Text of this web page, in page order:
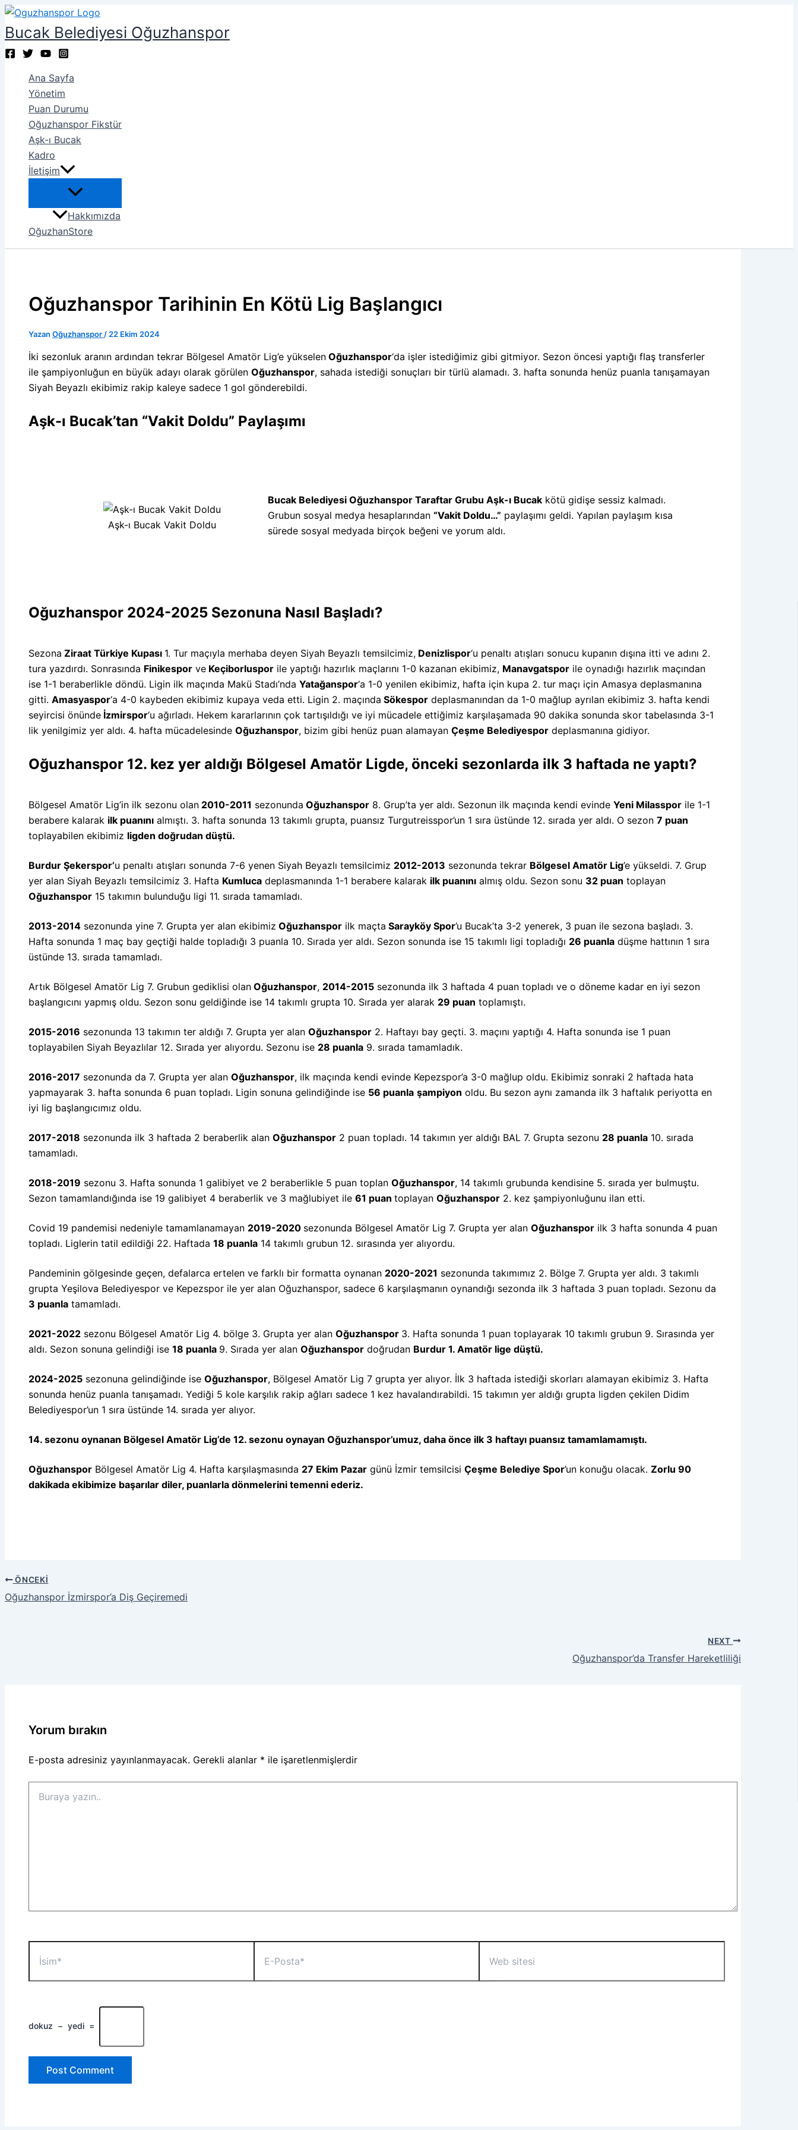
İçeriğe
atla
Bucak Belediyesi Oğuzhanspor
Ana Sayfa
Yönetim
Puan Durumu
Oğuzhanspor Fikstür
Aşk-ı Bucak
Kadro
İletişim
Hakkımızda
OğuzhanStore
Oğuzhanspor Tarihinin En Kötü Lig Başlangıcı
Yazan Oğuzhanspor / 22 Ekim 2024
İki sezonluk aranın ardından tekrar Bölgesel Amatör Lig’e yükselen Oğuzhanspor‘da işler istediğimiz gibi gitmiyor. Sezon öncesi yaptığı flaş transferler
ile şampiyonluğun en büyük adayı olarak görülen Oğuzhanspor, sahada istediği sonuçları bir türlü alamadı. 3. hafta sonunda henüz puanla tanışamayan
Siyah Beyazlı ekibimiz rakip kaleye sadece 1 gol gönderebildi.
Aşk-ı Bucak’tan “Vakit Doldu” Paylaşımı
Aşk-ı Bucak Vakit Doldu
Bucak Belediyesi Oğuzhanspor Taraftar Grubu Aşk-ı Bucakkötü gidişe sessiz kalmadı.
Grubun sosyal medya hesaplarından “Vakit Doldu…” paylaşımı geldi. Yapılan paylaşım kısa
sürede sosyal medyada birçok beğeni ve yorum aldı.
Oğuzhanspor 2024-2025 Sezonuna Nasıl Başladı?
Sezona Ziraat Türkiye Kupası 1. Tur maçıyla merhaba deyen Siyah Beyazlı temsilcimiz, Denizlispor‘u penaltı atışları sonucu kupanın dışına itti ve adını 2.
tura yazdırdı. Sonrasında Finikespor ve Keçiborluspor ile yaptığı hazırlık maçlarını 1-0 kazanan ekibimiz, Manavgatspor ile oynadığı hazırlık maçından
ise 1-1 beraberlikle döndü. Ligin ilk maçında Makü Stadı’nda Yatağanspor‘a 1-0 yenilen ekibimiz, hafta için kupa 2. tur maçı için Amasya deplasmanına
gitti. Amasyaspor‘a 4-0 kaybeden ekibimiz kupaya veda etti. Ligin 2. maçında Sökespor deplasmanından da 1-0 mağlup ayrılan ekibimiz 3. hafta kendi
seyircisi önünde İzmirspor‘u ağırladı. Hekem kararlarının çok tartışıldığı ve iyi mücadele ettiğimiz karşılaşamada 90 dakika sonunda skor tabelasında 3-1
lik yenilgimiz yer aldı. 4. hafta mücadelesinde Oğuzhanspor, bizim gibi henüz puan alamayan Çeşme Belediyespor deplasmanına gidiyor.
Oğuzhanspor 12. kez yer aldığı Bölgesel Amatör Ligde, önceki sezonlarda ilk 3 haftada ne yaptı?
Bölgesel Amatör Lig’in ilk sezonu olan 2010-2011 sezonunda Oğuzhanspor 8. Grup’ta yer aldı. Sezonun ilk maçında kendi evinde Yeni Milasspor ile 1-1
berabere kalarak ilk puanını almıştı. 3. hafta sonunda 13 takımlı grupta, puansız Turgutreisspor’un 1 sıra üstünde 12. sırada yer aldı. O sezon 7 puan
toplayabilen ekibimiz ligden doğrudan düştü.
Burdur Şekerspor’u penaltı atışları sonunda 7-6 yenen Siyah Beyazlı temsilcimiz 2012-2013 sezonunda tekrar Bölgesel Amatör Lig’e yükseldi. 7. Grup
yer alan Siyah Beyazlı temsilcimiz 3. Hafta Kumluca deplasmanında 1-1 berabere kalarak ilk puanını almış oldu. Sezon sonu 32 puan toplayan
Oğuzhanspor 15 takımın bulunduğu ligi 11. sırada tamamladı.
2013-2014 sezonunda yine 7. Grupta yer alan ekibimiz Oğuzhanspor ilk maçta Sarayköy Spor’u Bucak’ta 3-2 yenerek, 3 puan ile sezona başladı. 3.
Hafta sonunda 1 maç bay geçtiği halde topladığı 3 puanla 10. Sırada yer aldı. Sezon sonunda ise 15 takımlı ligi topladığı 26 puanla düşme hattının 1 sıra
üstünde 13. sırada tamamladı.
Artık Bölgesel Amatör Lig 7. Grubun gediklisi olan Oğuzhanspor, 2014-2015 sezonunda ilk 3 haftada 4 puan topladı ve o döneme kadar en iyi sezon
başlangıcını yapmış oldu. Sezon sonu geldiğinde ise 14 takımlı grupta 10. Sırada yer alarak 29 puan toplamıştı.
2015-2016 sezonunda 13 takımın ter aldığı 7. Grupta yer alan Oğuzhanspor 2. Haftayı bay geçti. 3. maçını yaptığı 4. Hafta sonunda ise 1 puan
toplayabilen Siyah Beyazlılar 12. Sırada yer alıyordu. Sezonu ise 28 puanla 9. sırada tamamladık.
2016-2017 sezonunda da 7. Grupta yer alan Oğuzhanspor, ilk maçında kendi evinde Kepezspor’a 3-0 mağlup oldu. Ekibimiz sonraki 2 haftada hata
yapmayarak 3. hafta sonunda 6 puan topladı. Ligin sonuna gelindiğinde ise 56 puanla şampiyon oldu. Bu sezon aynı zamanda ilk 3 haftalık periyotta en
iyi lig başlangıcımız oldu.
2017-2018 sezonunda ilk 3 haftada 2 beraberlik alan Oğuzhanspor 2 puan topladı. 14 takımın yer aldığı BAL 7. Grupta sezonu 28 puanla 10. sırada
tamamladı.
2018-2019 sezonu 3. Hafta sonunda 1 galibiyet ve 2 beraberlikle 5 puan toplan Oğuzhanspor, 14 takımlı grubunda kendisine 5. sırada yer bulmuştu.
Sezon tamamlandığında ise 19 galibiyet 4 beraberlik ve 3 mağlubiyet ile 61 puan toplayan Oğuzhanspor 2. kez şampiyonluğunu ilan etti.
Covid 19 pandemisi nedeniyle tamamlanamayan 2019-2020 sezonunda Bölgesel Amatör Lig 7. Grupta yer alan Oğuzhanspor ilk 3 hafta sonunda 4 puan
topladı. Liglerin tatil edildiği 22. Haftada 18 puanla 14 takımlı grubun 12. sırasında yer alıyordu.
Pandeminin gölgesinde geçen, defalarca ertelen ve farklı bir formatta oynanan 2020-2021 sezonunda takımımız 2. Bölge 7. Grupta yer aldı. 3 takımlı
grupta Yeşilova Belediyespor ve Kepezspor ile yer alan Oğuzhanspor, sadece 6 karşılaşmanın oynandığı sezonda ilk 3 haftada 3 puan topladı. Sezonu da
3 puanla tamamladı.
2021-2022 sezonu Bölgesel Amatör Lig 4. bölge 3. Grupta yer alan Oğuzhanspor 3. Hafta sonunda 1 puan toplayarak 10 takımlı grubun 9. Sırasında yer
aldı. Sezon sonuna gelindiği ise 18 puanla 9. Sırada yer alan Oğuzhanspor doğrudan Burdur 1. Amatör lige düştü.
2024-2025 sezonuna gelindiğinde ise Oğuzhanspor, Bölgesel Amatör Lig 7 grupta yer alıyor. İlk 3 haftada istediği skorları alamayan ekibimiz 3. Hafta
sonunda henüz puanla tanışamadı. Yediği 5 kole karşılık rakip ağları sadece 1 kez havalandırabildi. 15 takımın yer aldığı grupta ligden çekilen Didim
Belediyespor’un 1 sıra üstünde 14. sırada yer alıyor.
14. sezonu oynanan Bölgesel Amatör Lig’de 12. sezonu oynayan Oğuzhanspor’umuz, daha önce ilk 3 haftayı puansız tamamlamamıştı.
Oğuzhanspor Bölgesel Amatör Lig 4. Hafta karşılaşmasında 27 Ekim Pazar günü İzmir temsilcisi Çeşme Belediye Spor’un konuğu olacak. Zorlu 90
dakikada ekibimize başarılar diler, puanlarla dönmelerini temenni ederiz.
ÖNCEKI
Oğuzhanspor İzmirspor’a Diş Geçiremedi
NEXT
Oğuzhanspor’da Transfer Hareketliliği
Yorum bırakın
E-posta adresiniz yayınlanmayacak. Gerekli alanlar * ile işaretlenmişlerdir
yazın..
Posta*
sitesi
dokuz − yedi =